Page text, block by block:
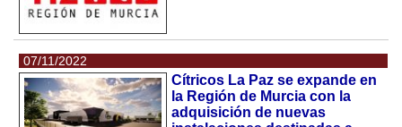
07/11/2022
Cítricos La Paz se expande en
la Región de Murcia con la
adquisición de nuevas